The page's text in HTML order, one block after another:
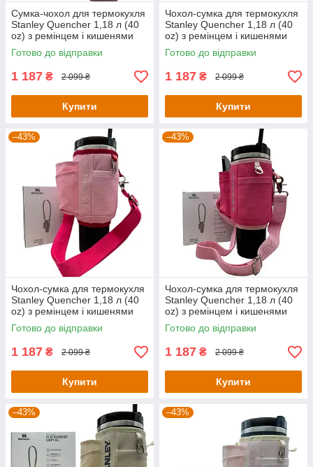
Сумка-чохол для термокухля
Stanley Quencher 1,18 л (40
oz) з ремінцем і кишенями
KT7001808 бузкового
кольору
Готово до відправки
1 187 ₴ 2 099 ₴
Купити
Чохол-сумка для термокухля
Stanley Quencher 1,18 л (40
oz) з ремінцем і кишенями
KT7001807 бірюзового
кольору
Готово до відправки
1 187 ₴ 2 099 ₴
Купити
–43%
Чохол-сумка для термокухля
Stanley Quencher 1,18 л (40
oz) з ремінцем і кишенями
KT7001806 рожевого кольору
Готово до відправки
1 187 ₴ 2 099 ₴
Купити
–43%
Чохол-сумка для термокухля
Stanley Quencher 1,18 л (40
oz) з ремінцем і кишенями
KT7001805 малинового
кольору
Готово до відправки
1 187 ₴ 2 099 ₴
Купити
–43% –43%